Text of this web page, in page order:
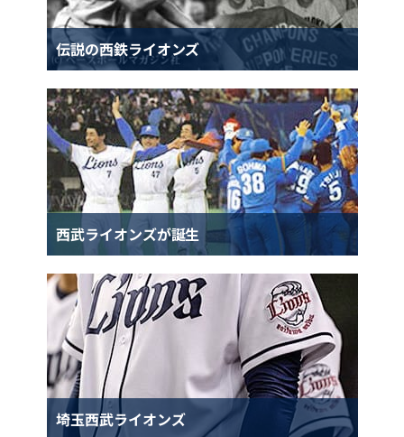
伝説の西鉄ライオンズ
西武ライオンズが誕生
埼玉西武ライオンズ